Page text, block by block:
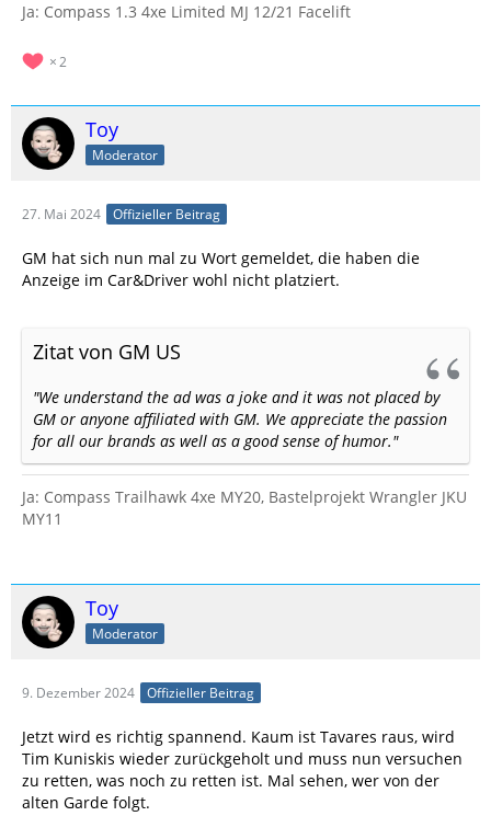
Ja: Compass 1.3 4xe Limited MJ 12/21 Facelift
2
Toy
Moderator
27. Mai 2024 Offizieller Beitrag
GM hat sich nun mal zu Wort gemeldet, die haben die
Anzeige im Car&Driver wohl nicht platziert.
Zitat von GM US
"We understand the ad was a joke and it was not placed by
GM or anyone affiliated with GM. We appreciate the passion
for all our brands as well as a good sense of humor."
Ja: Compass Trailhawk 4xe MY20, Bastelprojekt Wrangler JKU
MY11
Toy
Moderator
9. Dezember 2024 Offizieller Beitrag
Jetzt wird es richtig spannend. Kaum ist Tavares raus, wird
Tim Kuniskis wieder zurückgeholt und muss nun versuchen
zu retten, was noch zu retten ist. Mal sehen, wer von der
alten Garde folgt.